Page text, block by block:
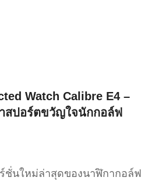
Watch Calibre E4 –
สปอร์ตขวัญใจนักกอล์ฟ
ร์ชั่นใหม่ล่าสุดของนาฬิกากอล์ฟ